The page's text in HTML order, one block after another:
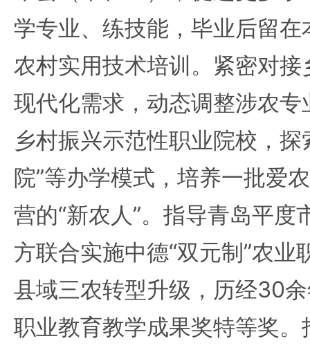
学专业、练技能，毕业后留
农村实用技术培训。紧密对
现代化需求，‌动态调整涉农
乡村振兴示范性职业院校，探
院”等办学模式，培养一批爱
营的“新农人”。指导青岛平度
方联合实施中德“双元制”农业
县域三农转型升级，历经30
职业教育教学成果奖特等奖